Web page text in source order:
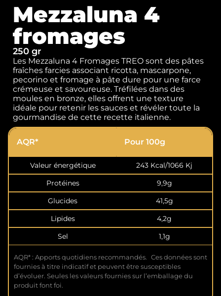
Mezzaluna 4
fromages
250 gr
Les Mezzaluna 4 Fromages TREO sont des pâtes
fraîches farcies associant ricotta, mascarpone,
pecorino et fromage à pâte dure pour une farce
crémeuse et savoureuse. Tréfilées dans des
moules en bronze, elles offrent une texture
idéale pour retenir les sauces et révéler toute la
gourmandise de cette recette italienne.
AQR* Pour 100g
Valeur énergétique
243 Kcal/1066 Kj
Protéines
9,9g
Glucides
41,5g
Lipides
4,2g
Sel
1,1g
AQR* : Apports quotidiens recommandés. Ces données sont
fournies à titre indicatif et peuvent être susceptibles
d’évoluer. Seules les valeurs fournies sur l’emballage du
produit font foi.